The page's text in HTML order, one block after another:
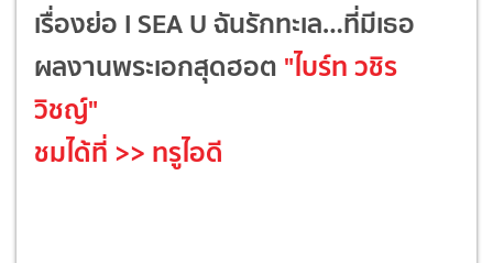
เรื่องย่อ I SEA U ฉันรักทะเล…ที่มีเธอ
ผลงานพระเอกสุดฮอต "ไบร์ท วชิร
วิชญ์"
ชมได้ที่ >> ทรูไอดี